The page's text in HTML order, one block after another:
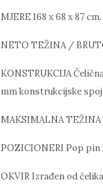
MJERE 168 x 68 x 87 cm.
NETO TEŽINA /
KONSTRUKCIJA
mm konstrukcijske
MAKSIMALNA TEŽINA
POZICIONERI Pop
OKVIR Izrađen od